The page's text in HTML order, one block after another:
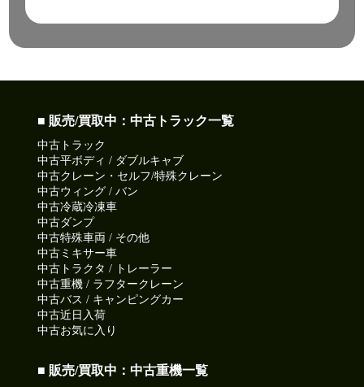
■ 販売/買取中：中古トラック一覧
中古トラック
中古平ボディ / ダブルキャブ
中古クレーン・セルフ/特殊クレーン
中古ウィング / バン
中古冷蔵冷凍車
中古ダンプ
中古特殊車両 / その他
中古ミキサー車
中古トラクタ / トレーラー
中古重機 / ラフタークレーン
中古バス / キャンピングカー
中古近日入荷
中古お気に入り
■ 販売/買取中：中古重機一覧